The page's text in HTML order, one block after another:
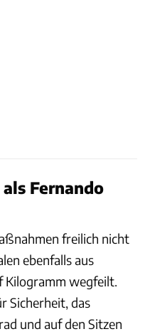
Fernando
freilich nicht
ebenfalls aus
Kilogramm wegfeilt.
Sicherheit, das
und auf den Sitzen